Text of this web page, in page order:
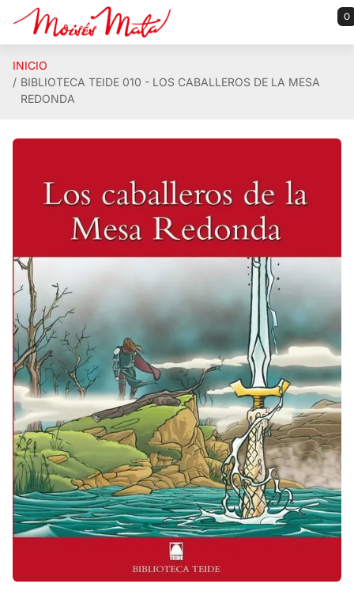
Saltar al contenido principal 0
INICIO
BIBLIOTECA TEIDE 010 - LOS CABALLEROS DE LA MESA
REDONDA